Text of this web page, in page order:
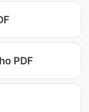
PDF